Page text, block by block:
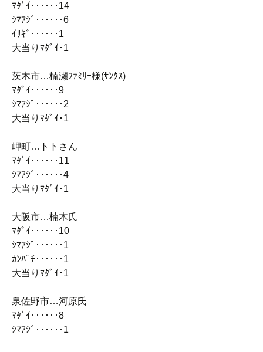
ﾏﾀﾞｲ‥‥‥14
ｼﾏｱｼﾞ‥‥‥6
ｲｻｷﾞ‥‥‥1
大当りﾏﾀﾞｲ･1
茨木市…楠瀬ﾌｧﾐﾘｰ様(ｻﾝｸｽ)
ﾏﾀﾞｲ‥‥‥9
ｼﾏｱｼﾞ‥‥‥2
大当りﾏﾀﾞｲ･1
岬町…トトさん
ﾏﾀﾞｲ‥‥‥11
ｼﾏｱｼﾞ‥‥‥4
大当りﾏﾀﾞｲ･1
大阪市…楠木氏
ﾏﾀﾞｲ‥‥‥10
ｼﾏｱｼﾞ‥‥‥1
ｶﾝﾊﾟﾁ‥‥‥1
大当りﾏﾀﾞｲ･1
泉佐野市…河原氏
ﾏﾀﾞｲ‥‥‥8
ｼﾏｱｼﾞ‥‥‥1